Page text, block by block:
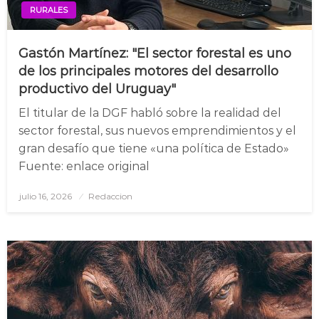
RURALES
Gastón Martínez: "El sector forestal es uno
de los principales motores del desarrollo
productivo del Uruguay"
El titular de la DGF habló sobre la realidad del
sector forestal, sus nuevos emprendimientos y el
gran desafío que tiene «una política de Estado»
Fuente: enlace original
Posted
julio 16, 2026 Redaccion